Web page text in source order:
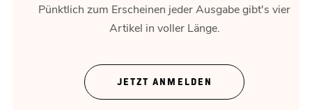
Theater ohne Zeigefinger
Gregor Bloéb über „Feuernacht“. Und mehr.
Pünktlich zum Erscheinen jeder Ausgabe gibt's vier
Artikel in voller Länge.
JETZT ANMELDEN